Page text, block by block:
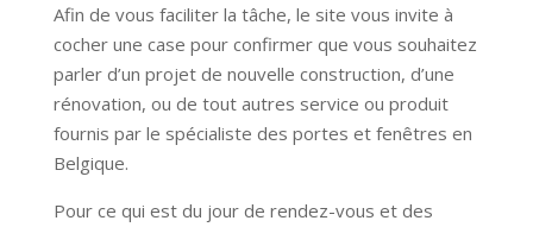
Afin de vous faciliter la tâche, le site vous invite à
cocher une case pour confirmer que vous souhaitez
parler d’un projet de nouvelle construction, d’une
rénovation, ou de tout autres service ou produit
fournis par le spécialiste des portes et fenêtres en
Belgique.
Pour ce qui est du jour de rendez-vous et des